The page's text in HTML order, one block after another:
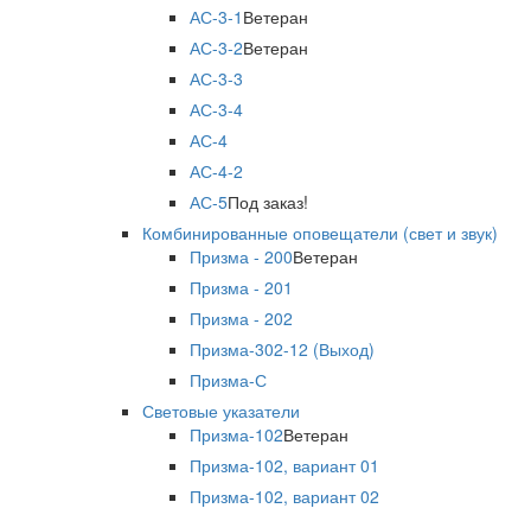
АС-3-1 Ветеран
АС-3-2Ветеран
АС-3-3
АС-3-4
АС-4
АС-4-2
АС-5Под заказ!
Комбинированные оповещатели (свет и звук)
Призма - 200Ветеран
Призма - 201
Призма - 202
Призма-302-12 (Выход)
Призма-С
Световые указатели
Призма-102Ветеран
Призма-102, вариант 01
Призма-102, вариант 02